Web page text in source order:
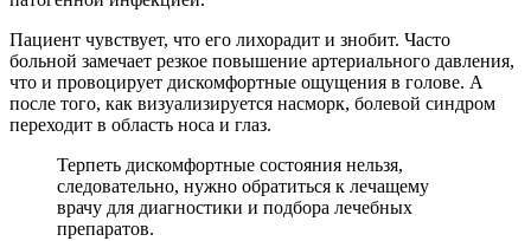
Пациент чувствует, что его лихорадит и знобит. Часто
больной замечает резкое повышение артериального давления,
что и провоцирует дискомфортные ощущения в голове. А
после того, как визуализируется насморк, болевой синдром
переходит в область носа и глаз.
Терпеть дискомфортные состояния нельзя,
следовательно, нужно обратиться к лечащему
врачу для диагностики и подбора лечебных
препаратов.